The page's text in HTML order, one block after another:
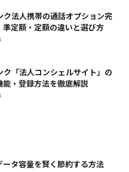
ク法人携帯の通話オプション完
準定額・定額の違いと選び方
ク「法人コンシェルサイト」の
・登録方法を徹底解説
ータ容量を賢く節約する方法